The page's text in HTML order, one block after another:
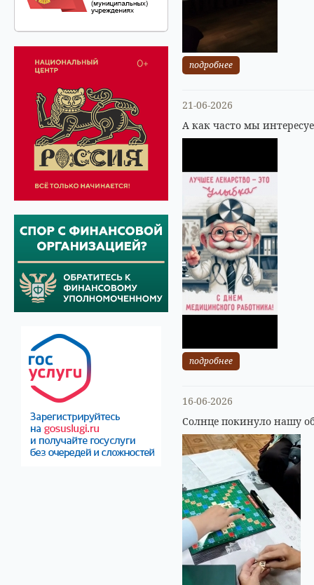
подробнее
21-06-2026
А как часто мы
подробнее
16-06-2026
Солнце покинуло нашу